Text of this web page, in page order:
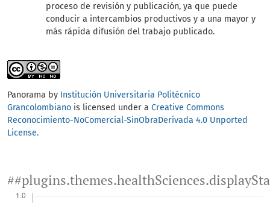
proceso de revisión y publicación, ya que puede
conducir a intercambios productivos y a una mayor y
más rápida difusión del trabajo publicado.
Panorama by Institución Universitaria Politécnico
Grancolombiano is licensed under a Creative Commons
Reconocimiento-NoComercial-SinObraDerivada 4.0 Unported
License.